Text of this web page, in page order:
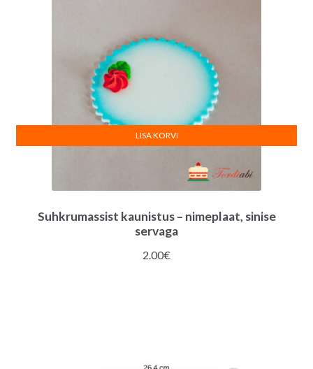
Suhkrumassist kaunistus – nimeplaat, sinise
servaga
2.00€
LISA KORVI